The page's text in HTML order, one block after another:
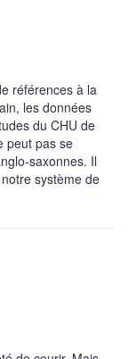
références à la
les données
du CHU de
peut pas se
saxonnes. Il
système de